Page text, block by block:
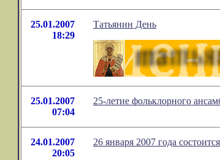
25.01.2007
18:29
Татьянин День
25.01.2007
07:04
25-летие фольклорного
24.01.2007
20:05
26 января 2007 года